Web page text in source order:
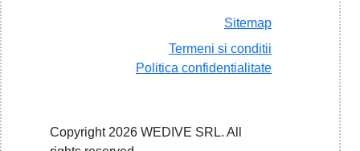
Sitemap
Termeni si conditii
Politica confidentialitate
Copyright 2026 WEDIVE SRL. All